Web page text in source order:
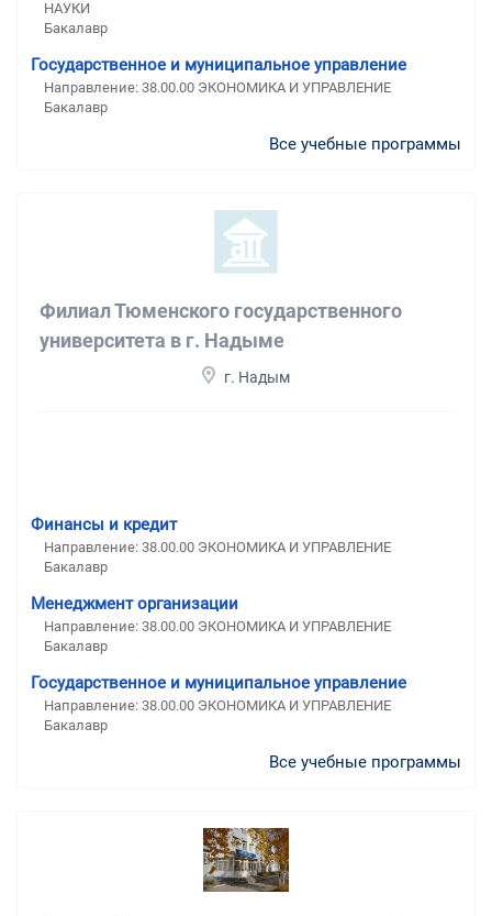
НАУКИ
Бакалавр
Государственное и муниципальное управление
Направление: 38.00.00 ЭКОНОМИКА И УПРАВЛЕНИЕ
Бакалавр
Все учебные программы
Филиал Тюменского государственного
университета в г. Надыме
г. Надым
Финансы и кредит
Направление: 38.00.00 ЭКОНОМИКА И УПРАВЛЕНИЕ
Бакалавр
Менеджмент организации
Направление: 38.00.00 ЭКОНОМИКА И УПРАВЛЕНИЕ
Бакалавр
Государственное и муниципальное управление
Направление: 38.00.00 ЭКОНОМИКА И УПРАВЛЕНИЕ
Бакалавр
Все учебные программы